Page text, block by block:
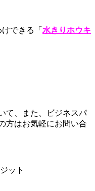
できる「 水きりホウキ
て、また、ビジネスパ
方はお気軽にお問い合